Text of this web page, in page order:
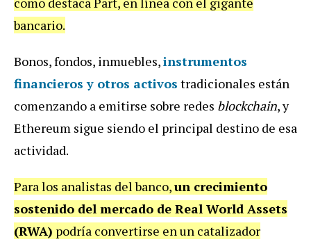
bancario.
Bonos, fondos, inmuebles,instrumentos
financieros y otros activos tradicionales están
comenzando a emitirse sobre redes blockchain, y
Ethereum sigue siendo el principal destino de esa
actividad.
Para los analistas del banco,un crecimiento
sostenido del mercado de Real World Assets
(RWA) podría convertirse en un catalizador